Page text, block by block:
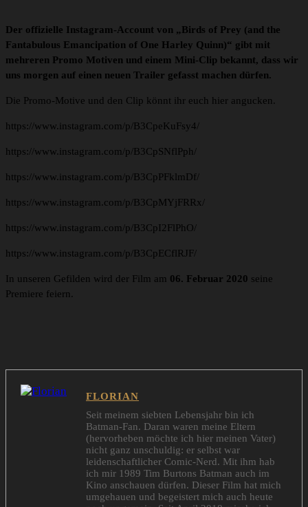
Der offizielle Instagram-Account von „Birds of Prey (and the
Fantabulous Emancipation of One Harley Quinn)“ gibt mit
mehreren Promo Motiven und einem Mini-Clip bekannt, dass wir
uns morgen auf einen neuen Trailer gefasst machen dürfen.
Die Promo-Motive und den Clip könnt ihr euch hier angucken.
https://www.instagram.com/p/B3CpeKuFsy4/
https://www.instagram.com/p/B3CpSNflPph/
https://www.instagram.com/p/B3CpPFklmDf/
https://www.instagram.com/p/B3CpMYjFRRx/
https://www.instagram.com/p/B3CpI2FlPhO/
https://www.instagram.com/p/B3CpECflRJF/
In unseren Gefilden wird der Film am 06. Februar 2020 seine
Premiere feiern.
FLORIAN
Seit meinem siebten Lebensjahr bin ich
Batman-Fan. Daran waren meine Eltern
(hervorheben möchte ich hier meinen Vater)
nicht ganz unschuldig: er selbst war
leidenschaftlicher Comic-Nerd. Mit ihm hab
ich mir 1989 Tim Burtons Batman auch im
Kino anschauen dürfen. Dieser Film hat mich
umgehauen und begeistert mich auch heute